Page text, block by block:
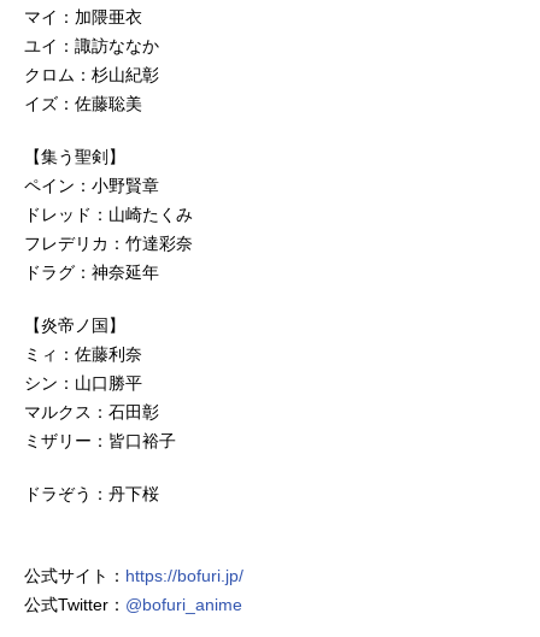
マイ：加隈亜衣
ユイ：諏訪ななか
クロム：杉山紀彰
イズ：佐藤聡美
【集う聖剣】
ペイン：小野賢章
ドレッド：山崎たくみ
フレデリカ：竹達彩奈
ドラグ：神奈延年
【炎帝ノ国】
ミィ：佐藤利奈
シン：山口勝平
マルクス：石田彰
ミザリー：皆口裕子
ドラぞう：丹下桜
公式サイト： https://bofuri.jp/
公式Twitter： @bofuri_anime